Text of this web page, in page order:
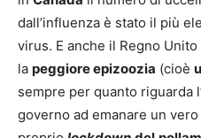
dall’influenza è stato il più
virus. E anche il Regno
la peggiore epizoozia (cioè
sempre per quanto riguarda
governo ad emanare un vero